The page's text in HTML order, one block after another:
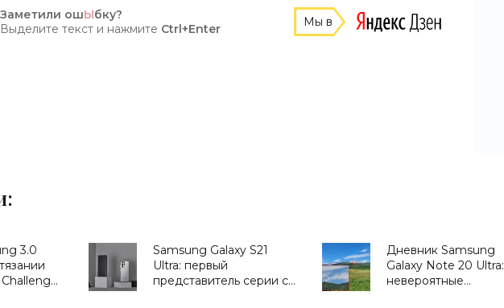
Заметили ошЫбку?
Выделите текст и нажмите Ctrl+Enter Мы в
3.0
Samsung Galaxy S21
Ultra: первый
представитель серии со
Дневник Samsung
Galaxy Note 20 Ultra:
невероятные